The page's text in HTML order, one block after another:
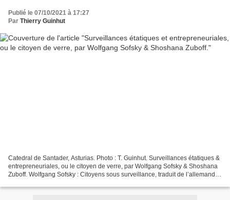
Publié le 07/10/2021 à 17:27
Par Thierry Guinhut
Catedral de Santader, Asturias. Photo : T. Guinhut. Surveillances étatiques &
entrepreneuriales, ou le citoyen de verre, par Wolfgang Sofsky & Shoshana
Zuboff. Wolfgang Sofsky : Citoyens sous surveillance, traduit de l’allemand